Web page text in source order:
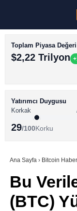
BİTCOİN HABERLERİ
ALTCOİN HABERLERİ
SÖZLÜK
Toplam Piyasa Değeri
$2,22 Trilyon
Yatırımcı Duygusu
Korkak
29/100Korku
Ana Sayfa › Bitcoin
Bu
(BTC)